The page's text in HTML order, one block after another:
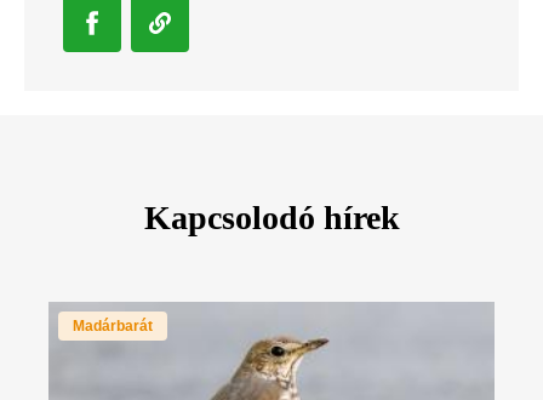
Kapcsolodó hírek
Madárbarát